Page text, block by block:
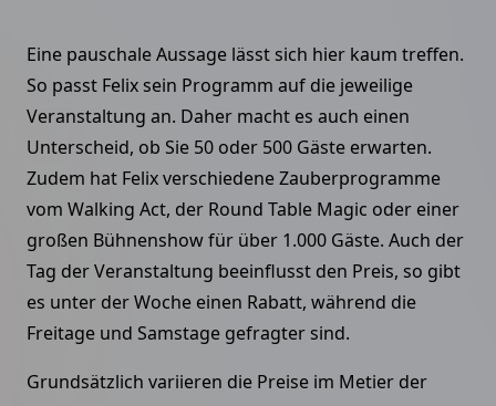
Eine pauschale Aussage lässt sich hier kaum treffen.
So passt Felix sein Programm auf die jeweilige
Veranstaltung an. Daher macht es auch einen
Unterscheid, ob Sie 50 oder 500 Gäste erwarten.
Zudem hat Felix verschiedene Zauberprogramme
vom Walking Act, der Round Table Magic oder einer
großen Bühnenshow für über 1.000 Gäste. Auch der
Tag der Veranstaltung beeinflusst den Preis, so gibt
es unter der Woche einen Rabatt, während die
Freitage und Samstage gefragter sind.
Grundsätzlich variieren die Preise im Metier der